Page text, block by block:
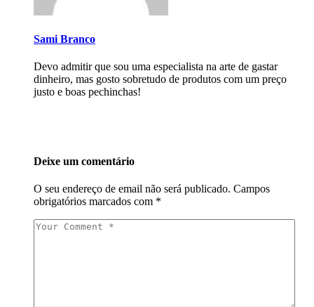
Sami Branco
Devo admitir que sou uma especialista na arte de gastar
dinheiro, mas gosto sobretudo de produtos com um preço
justo e boas pechinchas!
Deixe um comentário
O seu endereço de email não será publicado. Campos
obrigatórios marcados com *